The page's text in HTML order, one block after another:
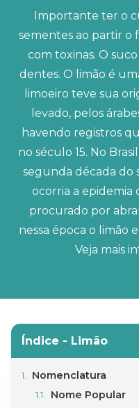
Importante ter o
sementes ao partir o
com toxinas. O
dentes. O limão é
limoeiro teve sua
levado, pelos
havendo registros
no século 15. No
segunda década do
ocorria a epidemia
procurado por
nessa época o limão
Veja mais
Índice - Limão
Nomenclatura
Nome Popular